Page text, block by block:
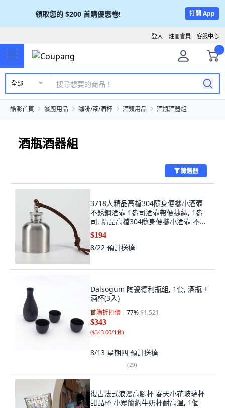
領取您的 $200 首購優惠卷! 打開 App
客服中心
註冊會員
登入
全部
酷澎首頁 餐廚用品 咖啡/茶/酒杯 酒類用品 酒瓶酒器組
酒瓶酒器組
篩選器
3718人精品高檔304隨身便攜小酒壺
不銹鋼酒壺 1盎司酒壺帶便捷繩, 1盎
司, 精品高檔304隨身便攜小酒壺 不銹
鋼酒壺
$194
8/22 預計送達
Dalsogum 陶瓷德利瓶組, 1套, 酒瓶 +
酒杯(3入)
首購折扣價 77%$1,521
$343
($343.00/1套)
8/13 星期四 預計送達
(29)
復古法式浪漫高腳杯 春天小花玻璃杯
甜品杯 小眾簡約牛奶杯耐高溫, 1個